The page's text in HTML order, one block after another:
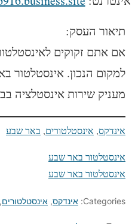
תיאור העסק:
אם אתם זקוקים
למקום הנכון. אינסטלטור
מעניק שירות אינסטלציה
אינדקס, אינסטלטורים, באר שבע
אינסטלטור באר שבע
אינסטלטור באר שבע
Categories: אינדקס, אינסטלטורים,